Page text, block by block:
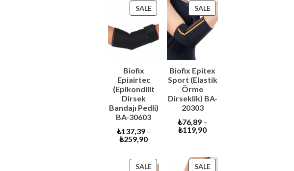
₺149,90.
SALEPRODUCT
ON
SALE
Biofix
Epiairtec
(Epikondilit
Dirsek
Bandajı Pedli)
BA-30603
₺137,39–
₺259,90
SALEPRODUCT
ON
SALE
Biofix Epitex
Sport (Elastik
Örme
Dirseklik) BA-
20303
₺76,89 –
₺119,90
SALEPRODUCT
SALEPRODUCT